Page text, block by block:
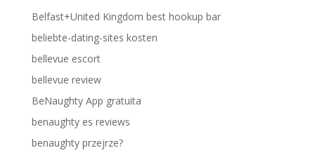
Belfast+United Kingdom best hookup bar
beliebte-dating-sites kosten
bellevue escort
bellevue review
BeNaughty App gratuita
benaughty es reviews
benaughty przejrze?